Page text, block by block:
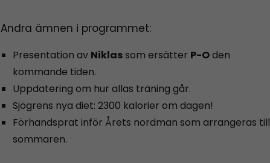
Andra ämnen i programmet:
Presentation av Niklassom ersätter P-Oden
kommande tiden.
Uppdatering om hur allas träning går.
Sjögrens nya diet: 2300 kalorier om dagen!
Förhandsprat inför Årets nordman som arrangeras till
sommaren.